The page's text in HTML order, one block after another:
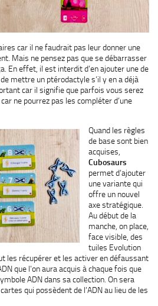
car il ne faudrait pas leur donner une
Mais ne pensez pas que se débarrasser
En effet, il est interdit d’en ajouter une de
mettre un ptérodactyle s’il y en a déjà
car il signifie que parfois vous serez
ne pourrez pas les compléter d’une
Quand les règles
de base sont bien
acquises,
Cubosaurs
permet d’ajouter
une variante qui
offre un nouvel
axe stratégique.
Au début de la
manche, on place,
face visible, des
tuiles Evolution
les récupérer et les activer en défaussant
que l’on aura acquis à chaque fois que
ADN dans sa collection. On sera
qui possèdent de l’ADN au lieu de les